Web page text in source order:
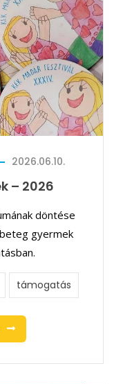
2026.06.10.
– 2026
döntése
gyermek
támogatás